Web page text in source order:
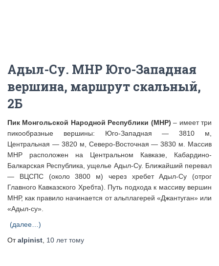
Адыл-Су. МНР Юго-Западная
вершина, маршрут скальный,
2Б
Пик Монгольской Народной Республики (МНР) – имеет три
пикообразные вершины: Юго-Западная — 3810 м,
Центральная — 3820 м, Северо-Восточная — 3830 м. Массив
МНР расположен на Центральном Кавказе, Кабардино-
Балкарская Республика, ущелье Адыл-Су. Ближайший перевал
— ВЦСПС (около 3800 м) через хребет Адыл-Су (отрог
Главного Кавказского Хребта). Путь подхода к массиву вершин
МНР, как правило начинается от альплагерей «Джантуган» или
«Адыл-су».
(далее…)
Отalpinist 10 леттому